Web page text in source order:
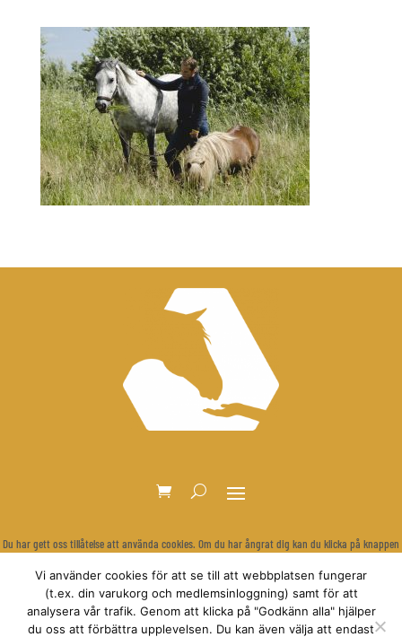
Du har gett oss tillåtelse att använda cookies. Om du har ångrat dig kan du klicka på knappen
Återkalla samtycke
Vi använder cookies för att se till att webbplatsen fungerar
(t.ex. din varukorg och medlemsinloggning) samt för att
analysera vår trafik. Genom att klicka på "Godkänn alla" hjälper
du oss att förbättra upplevelsen. Du kan även välja att endast